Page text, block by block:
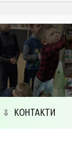
КОНТАКТИ